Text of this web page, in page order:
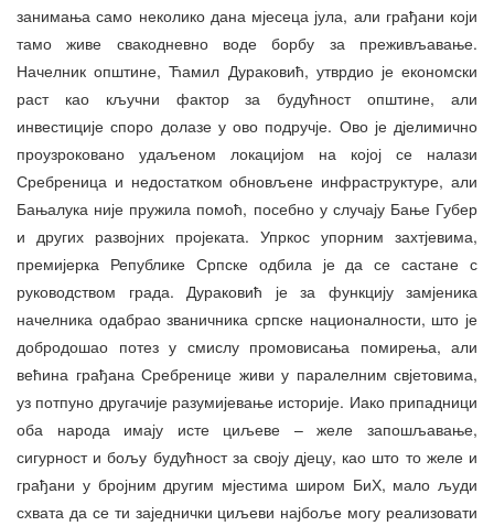
занимања само неколико дана мјесеца јула, али грађани који
тамо живе свакодневно воде борбу за преживљавање.
Начелник општине, Ћамил Дураковић, утврдио је економски
раст као кључни фактор за будућност општине, али
инвестиције споро долазе у ово подручје. Ово је дјелимично
проузроковано удаљеном локацијом на којој се налази
Сребреница и недостатком обновљене инфраструктуре, али
Бањалука није пружила помоћ, посебно у случају Бање Губер
и других развојних пројеката. Упркос упорним захтјевима,
премијерка Републике Српске одбила је да се састане с
руководством града. Дураковић је за функцију замјеника
начелника одабрао званичника српске националности, што је
добродошао потез у смислу промовисања помирења, али
већина грађана Сребренице живи у паралелним свјетовима,
уз потпуно другачије разумијевање историје. Иако припадници
оба народа имају исте циљеве – желе запошљавање,
сигурност и бољу будућност за своју дјецу, као што то желе и
грађани у бројним другим мјестима широм БиХ, мало људи
схвата да се ти заједнички циљеви најбоље могу реализовати